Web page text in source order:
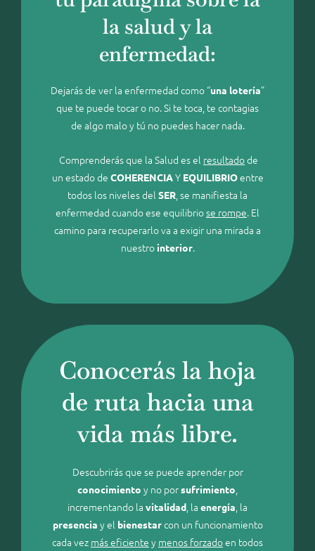
la salud y la
enfermedad:
Dejarás de ver la enfermedad como “una lotería”
que te puede tocar o no. Si te toca, te contagias
de algo malo y tú no puedes hacer nada.
Comprenderás que la Salud es el resultadode
un estado de COHERENCIAY EQUILIBRIOentre
todos los niveles del SER, se manifiesta la
enfermedad cuando ese equilibriose rompe. El
camino para recuperarlo va a exigir una mirada a
nuestro interior.
Conocerás la hoja
de ruta hacia una
vida más libre.
Descubrirás que se puede aprender por
conocimiento y no porsufrimiento
incrementando la vitalidad , la energía , la
presencia y el bienestarcon un funcionamiento
cada vez más eficiente y menos forzadoen todos